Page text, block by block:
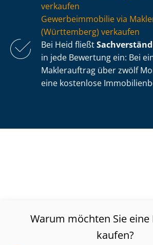
verkaufen
Ge­wer­be­im­mo­bi­lie via
(Württemberg) verkaufen
Bei Heid fließt
in jede Bewertung ein: Bei
Maklerauftrag über zwölf
eine kostenlose
Warum möchten Sie
kaufen?